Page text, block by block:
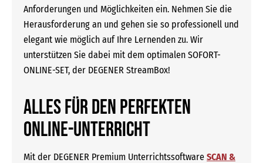
Anforderungen und Möglichkeiten ein. Nehmen Sie die
Herausforderung an und gehen sie so professionell und
elegant wie möglich auf Ihre Lernenden zu. Wir
unterstützen Sie dabei mit dem optimalen SOFORT-
ONLINE-SET, der DEGENER StreamBox!
Alles für den perfekten
Online-Unterricht
Mit der DEGENER Premium Unterrichtssoftware SCAN &